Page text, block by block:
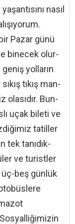
nasıl
Pazar günü
binecek olur-
yolların
tıkış man-
olasıdır. Bun-
uçak bileti ve
tatiller
tek tanıdık-
ve turistler
üç-beş günlük